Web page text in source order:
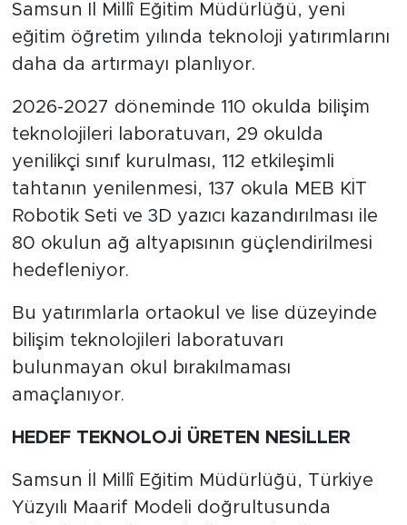
Samsun İl Millî Eğitim Müdürlüğü, yeni
eğitim öğretim yılında teknoloji yatırımlarını
daha da artırmayı planlıyor.
2026-2027 döneminde 110 okulda bilişim
teknolojileri laboratuvarı, 29 okulda
yenilikçi sınıf kurulması, 112 etkileşimli
tahtanın yenilenmesi, 137 okula MEB KİT
Robotik Seti ve 3D yazıcı kazandırılması ile
80 okulun ağ altyapısının güçlendirilmesi
hedefleniyor.
Bu yatırımlarla ortaokul ve lise düzeyinde
bilişim teknolojileri laboratuvarı
bulunmayan okul bırakılmaması
amaçlanıyor.
HEDEF TEKNOLOJİ ÜRETEN NESİLLER
Samsun İl Millî Eğitim Müdürlüğü, Türkiye
Yüzyılı Maarif Modeli doğrultusunda